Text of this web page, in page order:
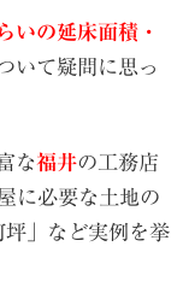
いの延床面積・
いて疑問に思っ
な福井の工務店
に必要な土地の
坪」など実例を挙